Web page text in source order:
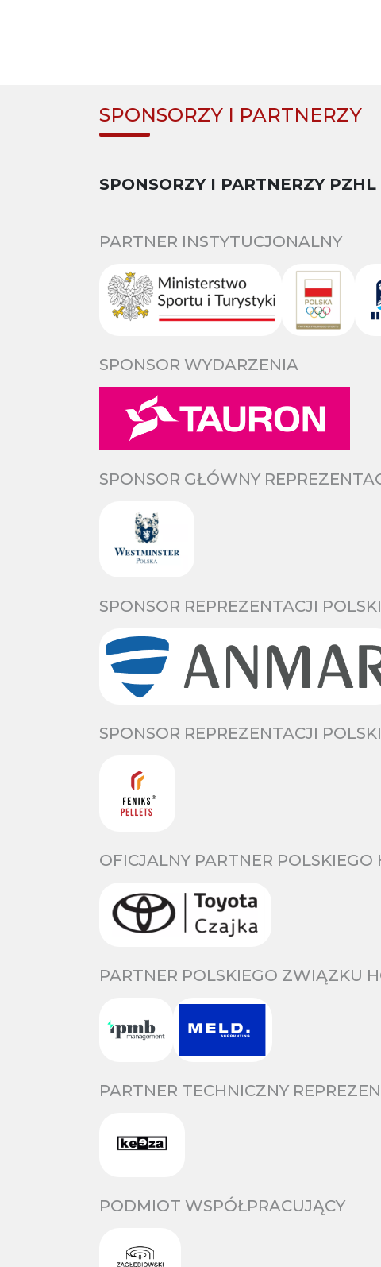
SPONSORZY I PARTNERZY
SPONSORZY I PARTNERZY PZHL
PARTNER INSTYTUCJONALNY
SPONSOR WYDARZENIA
SPONSOR GŁÓWNY
SPONSOR REPREZENTACJI
SPONSOR REPREZENTACJI
OFICJALNY PARTNER POLSKIEGO
PARTNER POLSKIEGO ZWIĄZKU
PARTNER TECHNICZNY
PODMIOT WSPÓŁPRACUJĄCY